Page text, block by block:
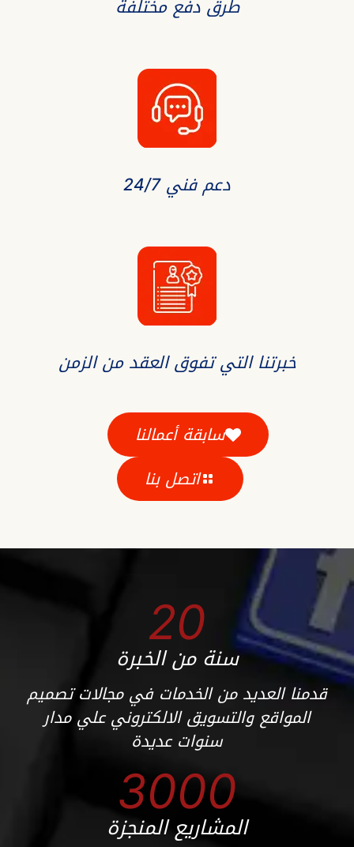
طرق دفع مختلفة
دعم فني 24/7
خبرتنا التي تفوق العقد من الزمن
سابقة أعمالنا
اتصل بنا
20
سنة من الخبرة
قدمنا العديد من الخدمات في مجالات تصميم
المواقع والتسويق الالكتروني علي مدار
سنوات عديدة
3000
المشاريع المنجزة